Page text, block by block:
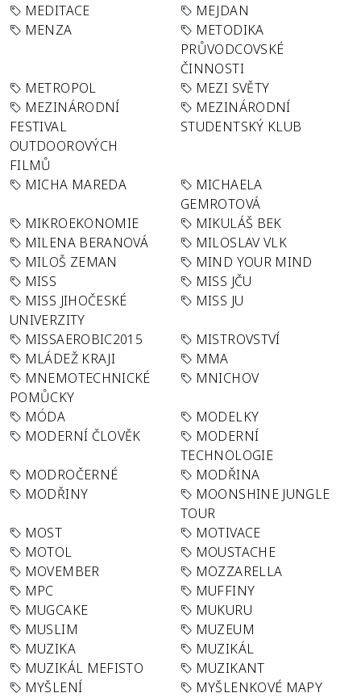
MEDITACE
MEJDAN
MENZA
METODIKA
PRŮVODCOVSKÉ
ČINNOSTI
METROPOL
MEZI SVĚTY
MEZINÁRODNÍ
FESTIVAL
OUTDOOROVÝCH
FILMŮ
MEZINÁRODNÍ
STUDENTSKÝ KLUB
MICHA MAREDA
MICHAELA
GEMROTOVÁ
MIKROEKONOMIE
MIKULÁŠ BEK
MILENA BERANOVÁ
MILOSLAV VLK
MILOŠ ZEMAN
MIND YOUR MIND
MISS
MISS JČU
MISS JIHOČESKÉ
UNIVERZITY
MISS JU
MISSAEROBIC2015
MISTROVSTVÍ
MLÁDEŽ KRAJI
MMA
MNEMOTECHNICKÉ
POMŮCKY
MNICHOV
MÓDA
MODELKY
MODERNÍ ČLOVĚK
MODERNÍ
TECHNOLOGIE
MODROČERNÉ
MODŘINA
MODŘINY
MOONSHINE JUNGLE
TOUR
MOST
MOTIVACE
MOTOL
MOUSTACHE
MOVEMBER
MOZZARELLA
MPC
MUFFINY
MUGCAKE
MUKURU
MUSLIM
MUZEUM
MUZIKA
MUZIKÁL
MUZIKÁL MEFISTO
MUZIKANT
MYŠLENÍ
MYŠLENKOVÉ MAPY